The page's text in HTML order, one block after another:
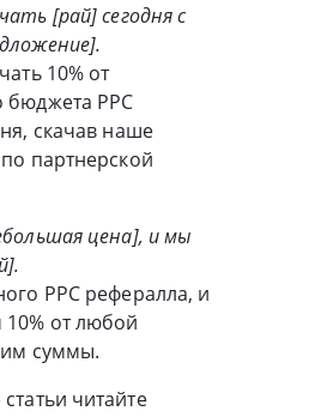
[рай] сегодня с
10% от
бюджета PPC
скачав наше
партнерской
цена], и мы
PPC рефералла, и
от любой
суммы.
читайте